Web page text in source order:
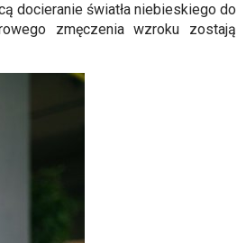
docieranie światła niebieskiego do
zmęczenia wzroku zostają